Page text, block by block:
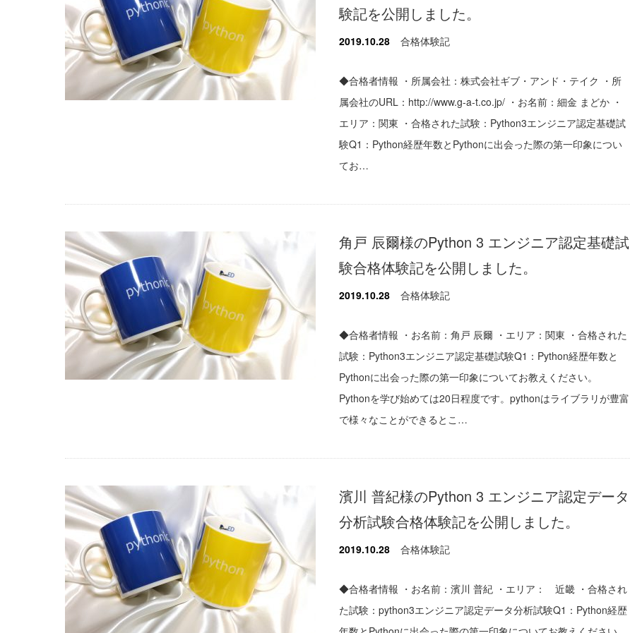
験記を公開しました。
2019.10.28 合格体験記
◆合格者情報 ・所属会社：株式会社ギブ・アンド・テイク ・所
属会社のURL：http://www.g-a-t.co.jp/ ・お名前：細金 まどか ・
エリア：関東 ・合格された試験：Python3エンジニア認定基礎試
験Q1：Python経歴年数とPythonに出会った際の第一印象につい
てお…
角戸 辰爾様のPython 3 エンジニア認定基礎試
験合格体験記を公開しました。
2019.10.28 合格体験記
◆合格者情報 ・お名前：角戸 辰爾 ・エリア：関東 ・合格された
試験：Python3エンジニア認定基礎試験Q1：Python経歴年数と
Pythonに出会った際の第一印象についてお教えください。
Pythonを学び始めては20日程度です。pythonはライブラリが豊富
で様々なことができるとこ…
濱川 普紀様のPython 3 エンジニア認定データ
分析試験合格体験記を公開しました。
2019.10.28 合格体験記
◆合格者情報 ・お名前：濱川 普紀 ・エリア： 近畿 ・合格され
た試験：python3エンジニア認定データ分析試験Q1：Python経歴